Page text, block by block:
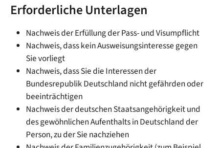
Erforderliche Unterlagen
Nachweis der Erfüllung der Pass- und Visumpflicht
Nachweis, dass kein Ausweisungsinteresse gegen
Sie vorliegt
Nachweis, dass Sie die Interessen der
Bundesrepublik Deutschland nicht gefährden oder
beeinträchtigen
Nachweis der deutschen Staatsangehörigkeit und
des gewöhnlichen Aufenthalts in Deutschland der
Person, zu der Sie nachziehen